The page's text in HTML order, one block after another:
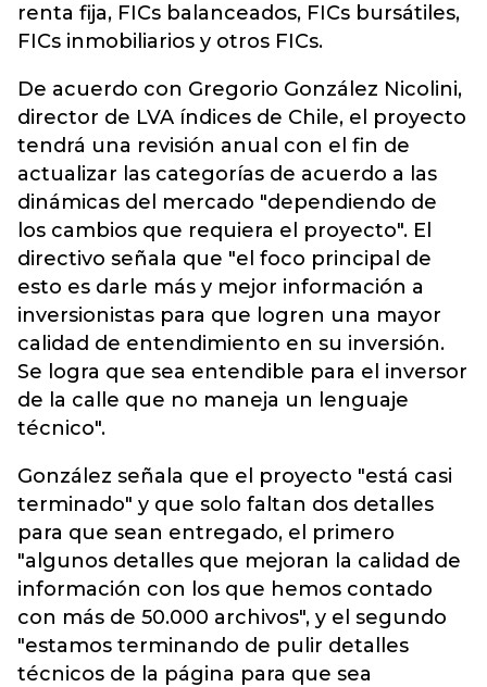
renta fija, FICs balanceados, FICs bursátiles,
FICs inmobiliarios y otros FICs.
De acuerdo con Gregorio González Nicolini,
director de LVA índices de Chile, el proyecto
tendrá una revisión anual con el fin de
actualizar las categorías de acuerdo a las
dinámicas del mercado "dependiendo de
los cambios que requiera el proyecto". El
directivo señala que "el foco principal de
esto es darle más y mejor información a
inversionistas para que logren una mayor
calidad de entendimiento en su inversión.
Se logra que sea entendible para el inversor
de la calle que no maneja un lenguaje
técnico".
González señala que el proyecto "está casi
terminado" y que solo faltan dos detalles
para que sean entregado, el primero
"algunos detalles que mejoran la calidad de
información con los que hemos contado
con más de 50.000 archivos", y el segundo
"estamos terminando de pulir detalles
técnicos de la página para que sea